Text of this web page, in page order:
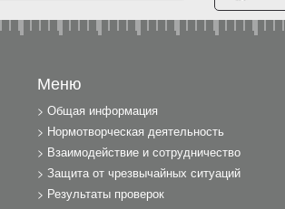
Меню
Общая информация
Нормотворческая деятельность
Взаимодействие и сотрудничество
Защита от чрезвычайных ситуаций
Результаты проверок